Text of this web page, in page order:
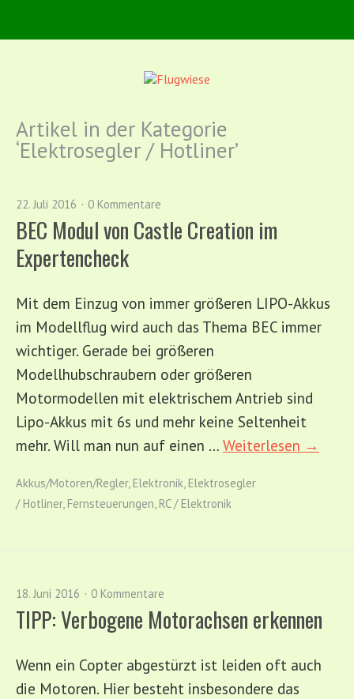
Artikel in der Kategorie
‘Elektrosegler / Hotliner’
22. Juli 2016 0 Kommentare
BEC Modul von Castle Creation im
Expertencheck
Mit dem Einzug von immer größeren LIPO-Akkus
im Modellflug wird auch das Thema BEC immer
wichtiger. Gerade bei größeren
Modellhubschraubern oder größeren
Motormodellen mit elektrischem Antrieb sind
Lipo-Akkus mit 6s und mehr keine Seltenheit
mehr. Will man nun auf einen … Weiterlesen →
Akkus/Motoren/Regler, Elektronik, Elektrosegler
/ Hotliner, Fernsteuerungen, RC / Elektronik
18. Juni 2016 0 Kommentare
TIPP: Verbogene Motorachsen erkennen
Wenn ein Copter abgestürzt ist leiden oft auch
die Motoren. Hier besteht insbesondere das